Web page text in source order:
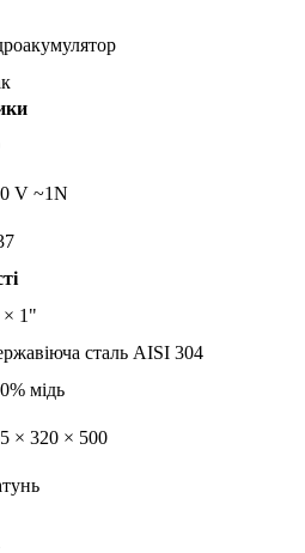
V ~1N
× 1"
сталь AISI 304
мідь
× 320 × 500